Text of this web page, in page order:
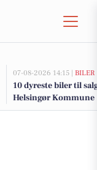
07-08-2026 14:15 | BILER
10 dyreste biler til
Helsingør Kommune